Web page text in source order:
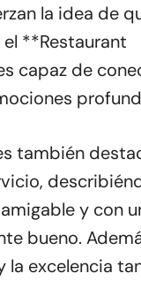
la idea de
**Restaurant
capaz de
también
y con
bueno.
la excelencia